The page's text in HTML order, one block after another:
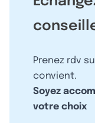
Prenez rdv
convient.
Soyez
votre choix